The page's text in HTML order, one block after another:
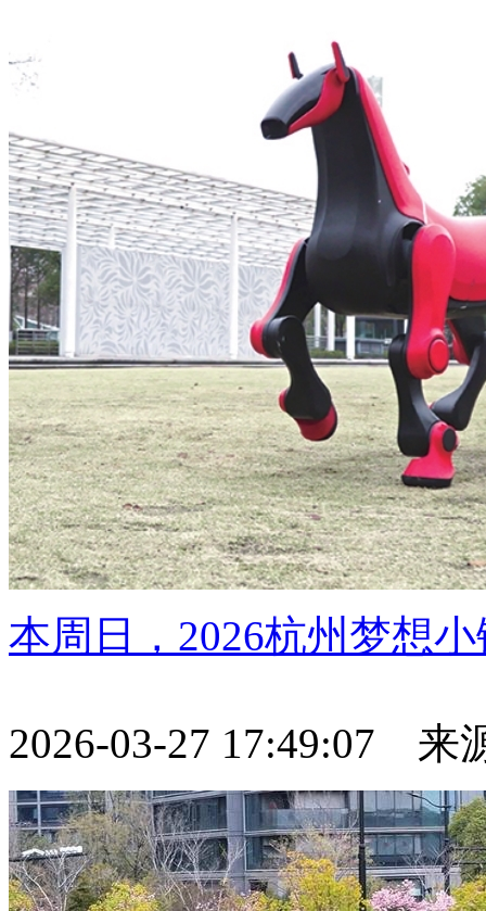
本周日，2026杭州梦想
2026-03-27 17:49:07 来